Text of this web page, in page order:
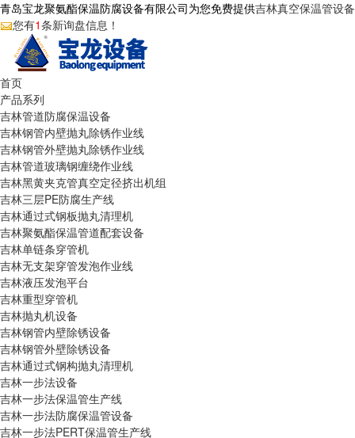
青岛宝龙聚氨酯保温防腐设备有限公司为您免费提供吉林真空保温管设备
您有1条新询盘信息！
首页
产品系列
吉林管道防腐保温设备
吉林钢管内壁抛丸除锈作业线
吉林钢管外壁抛丸除锈作业线
吉林管道玻璃钢缠绕作业线
吉林黑黄夹克管真空定径挤出机组
吉林三层PE防腐生产线
吉林通过式钢板抛丸清理机
吉林聚氨酯保温管道配套设备
吉林单链条穿管机
吉林无支架穿管发泡作业线
吉林液压发泡平台
吉林重型穿管机
吉林抛丸机设备
吉林钢管内壁除锈设备
吉林钢管外壁除锈设备
吉林通过式钢构抛丸清理机
吉林一步法设备
吉林一步法保温管生产线
吉林一步法防腐保温管设备
吉林一步法PERT保温管生产线